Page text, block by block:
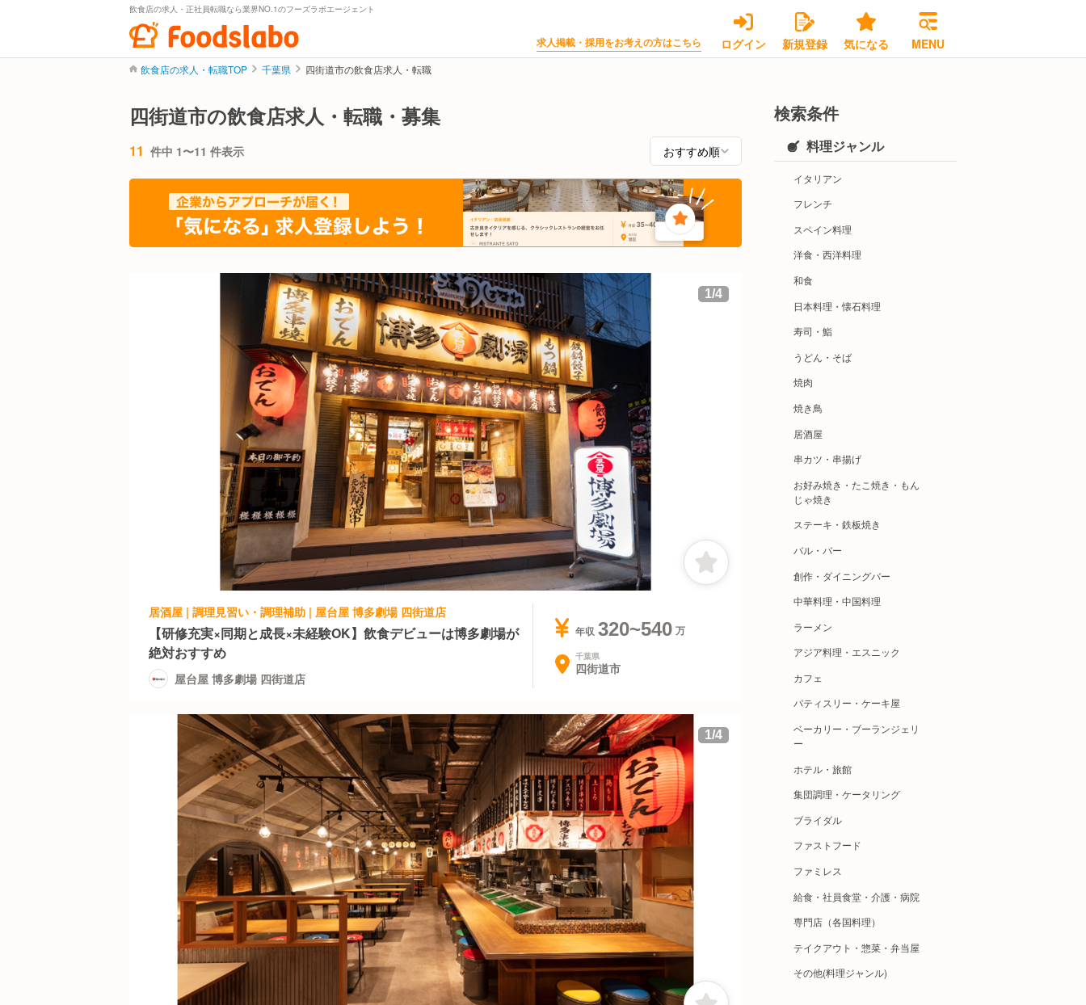
飲食店の求人・正社員転職なら業界NO.1のフーズラボエージェント
求人掲載・採用をお考えの方はこちら ログイン 新規登録 気になる MENU
飲食店の求人・転職TOP 千葉県 四街道市の飲食店求人・転職
四街道市の飲食店求人・転職・募集
11 件中 1〜11 件表示
1/4
居酒屋 | 調理見習い・調理補助 | 屋台屋 博多劇場 四街道店
【研修充実×同期と成長×未経験OK】飲食デビューは博多劇場が
絶対おすすめ
屋台屋 博多劇場 四街道店
年収 320~540
千葉県
四街道市
1/4
検索条件
料理ジャンル
イタリアン
フレンチ
スペイン料理
洋食・西洋料理
和食
日本料理・懐石料理
寿司・鮨
うどん・そば
焼肉
焼き鳥
居酒屋
串カツ・串揚げ
お好み焼き・たこ焼き・もん
じゃ焼き
ステーキ・鉄板焼き
バル・バー
創作・ダイニングバー
中華料理・中国料理
ラーメン
アジア料理・エスニック
カフェ
パティスリー・ケーキ屋
ベーカリー・ブーランジェリ
ー
ホテル・旅館
集団調理・ケータリング
ブライダル
ファストフード
ファミレス
給食・社員食堂・介護・病院
専門店（各国料理）
テイクアウト・惣菜・弁当屋
その他(料理ジャンル)